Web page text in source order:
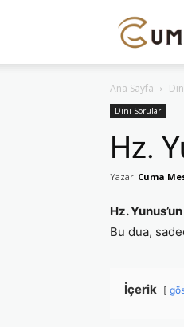
Ana Sayfa
Dini Sorular
Hz.
Yazar Cuma
Hz.
Bu dua,
İçerik